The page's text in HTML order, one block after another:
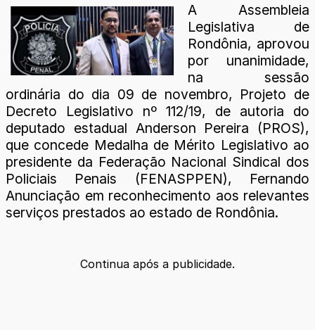
A Assembleia
Legislativa de
Rondônia, aprovou
por unanimidade,
na sessão
ordinária do dia 09 de novembro, Projeto de
Decreto Legislativo nº 112/19, de autoria do
deputado estadual Anderson Pereira (PROS),
que concede Medalha de Mérito Legislativo ao
presidente da Federação Nacional Sindical dos
Policiais Penais (FENASPPEN), Fernando
Anunciação em reconhecimento aos relevantes
serviços prestados ao estado de Rondônia.
Continua após a publicidade.